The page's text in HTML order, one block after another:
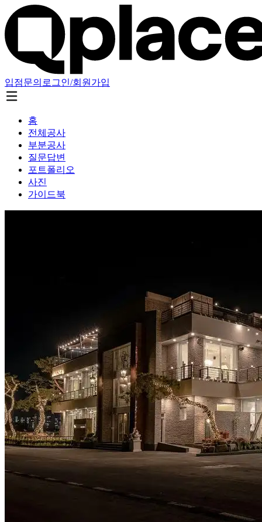
입점문의 로그인/회원가입
홈
전체공사
부분공사
질문답변
포트폴리오
사진
가이드북